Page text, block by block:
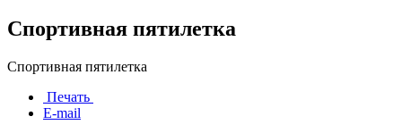
Спортивная пятилетка
Спортивная пятилетка
Печать
E-mail